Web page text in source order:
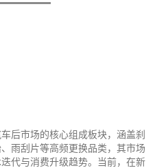
后市场的核心组成板块，涵盖刹
雨刮片等高频更换品类，其市场
代与消费升级趋势。当前，在新